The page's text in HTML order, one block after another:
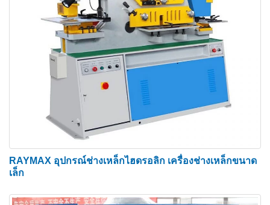
คุณสมบัติหลักของช่างเหล็กไฮดรอลิก
โครงเหล็กที่แข็งแรงและแม่นยำมีอายุการใช้งาน
ยาวนาน
การพักอัตโนมัติ – การพักไว้จะทำงานโดย
ระหว่างการกัดที่ต้องใช้เวลามาก
RAYMAX อุปกรณ์ช่างเหล็กไฮดรอลิก เครื่องช่างเหล็กขนาด
เล็ก